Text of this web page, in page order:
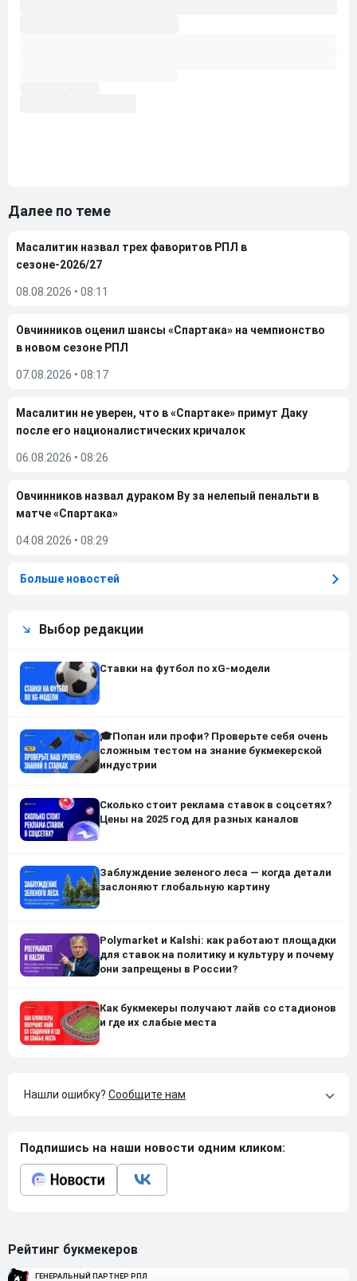
Далее по теме
Масалитин назвал трех фаворитов РПЛ в
сезоне-2026/27
08.08.2026 • 08:11
Овчинников оценил шансы «Спартака» на чемпионство
в новом сезоне РПЛ
07.08.2026 • 08:17
Масалитин не уверен, что в «Спартаке» примут Даку
после его националистических кричалок
06.08.2026 • 08:26
Овчинников назвал дураком Ву за нелепый пенальти в
матче «Спартака»
04.08.2026 • 08:29
Больше новостей
Выбор редакции
Ставки на футбол по xG-модели
🎓Попан или профи? Проверьте себя очень
сложным тестом на знание букмекерской
индустрии
Сколько стоит реклама ставок в соцсетях?
Цены на 2025 год для разных каналов
Заблуждение зеленого леса — когда детали
заслоняют глобальную картину
Polymarket и Kalshi: как работают площадки
для ставок на политику и культуру и почему
они запрещены в России?
Как букмекеры получают лайв со стадионов
и где их слабые места
Нашли ошибку? Сообщите нам
Подпишись на наши новости одним кликом:
Рейтинг букмекеров
ГЕНЕРАЛЬНЫЙ ПАРТНЕР РПЛ